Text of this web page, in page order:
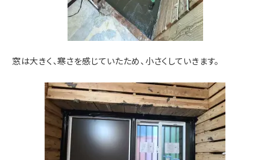
窓は大きく、寒さを感じていたため、小さくしていきます。